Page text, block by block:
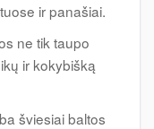
ir panašiai.
ne tik taupo
ir kokybišką
šviesiai baltos